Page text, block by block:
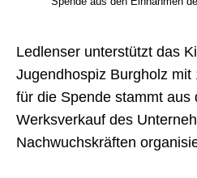
Ledlenser unterstützt das
Jugendhospiz Burgholz
für die Spende stammt aus
Werksverkauf des
Nachwuchskräften